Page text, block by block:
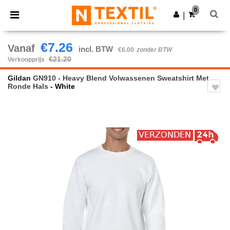
× Ntextil-app
Betere prijzen in de app!
Download app
0
Vanaf €7.26 incl. BTW €6.00 zonder BTW
Verkoopprijs
€21.20
Gildan GN910 - Heavy Blend Volwassenen Sweatshirt Met
Ronde Hals - White